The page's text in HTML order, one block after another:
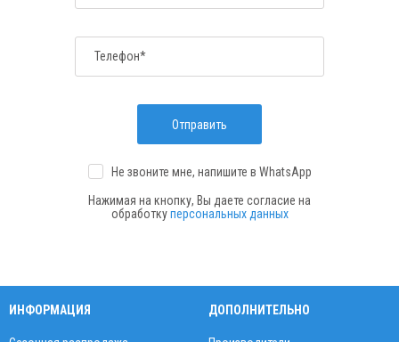
Телефон*
Отправить
Не звоните мне, напишите в WhatsApp
Нажимая на кнопку, Вы даете согласие на
обработкуперсональных данных
ИНФОРМАЦИЯ ДОПОЛНИТЕЛЬНО